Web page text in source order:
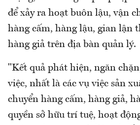
để xảy ra hoạt buôn lậu, vận
hàng cấm, hàng lậu, gian lận
hàng giả trên địa bàn quản lý.
"Kết quả phát hiện, ngăn
việc, nhất là các vụ việc sản
chuyển hàng cấm, hàng giả,
quyền sở hữu trí tuệ, hoạt